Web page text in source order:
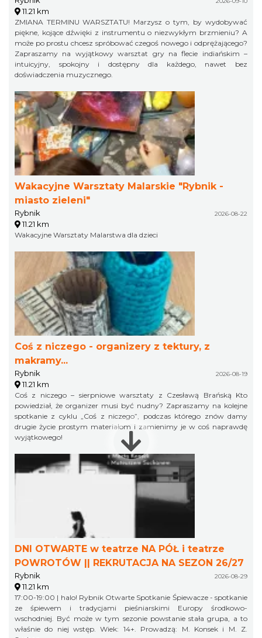
11.21 km
ZMIANA TERMINU WARSZTATU! Marzysz o tym, by wydobywać
piękne, kojące dźwięki z instrumentu o niezwykłym brzmieniu? A
może po prostu chcesz spróbować czegoś nowego i odprężającego?
Zapraszamy na wyjątkowy warsztat gry na flecie indiańskim –
intuicyjny, spokojny i dostępny dla każdego, nawet bez
doświadczenia muzycznego.
Wakacyjne Warsztaty Malarskie "Rybnik -
miasto zieleni"
Rybnik 2026-08-22
11.21 km
Wakacyjne Warsztaty Malarstwa dla dzieci
Coś z niczego - organizery z tektury, z
makramy...
Rybnik 2026-08-19
11.21 km
Coś z niczego – sierpniowe warsztaty z Czesławą Brańską Kto
powiedział, że organizer musi być nudny? Zapraszamy na kolejne
spotkanie z cyklu „Coś z niczego”, podczas którego znów damy
drugie życie prostym materiałom i zamienimy je w coś naprawdę
wyjątkowego!
DNI OTWARTE w teatrze NA PÓŁ i teatrze
POWROTÓW || REKRUTACJA NA SEZON 26/27
Rybnik 2026-08-29
11.21 km
17:00-19:00 | halo! Rybnik Otwarte Spotkanie Śpiewacze - spotkanie
ze śpiewem i tradycjami pieśniarskimi Europy środkowo-
wschodniej. Być może w tym sezonie powstanie stała grupa, a to
właśnie do niej wstęp. Wiek: 14+. Prowadzą: M. Konsek i M. Z.